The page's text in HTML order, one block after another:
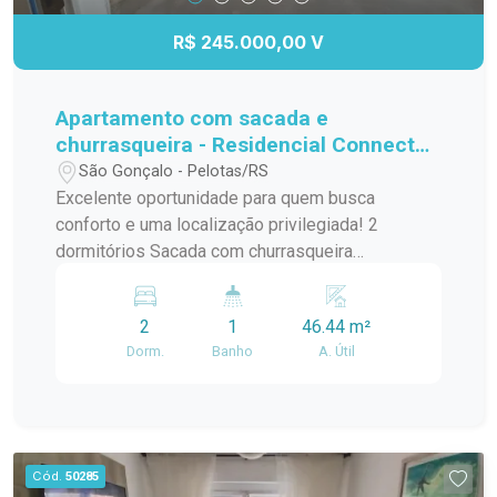
tamanho de terreno e por este valor, são cada
para mais informações e agende sua visita.
R$ 245.000,00 V
Apartamento com sacada e
churrasqueira - Residencial Connect
JkSão Gonçalo - Pelotas/RS
Excelente oportunidade para quem busca
conforto e uma localização privilegiada! 2
dormitórios Sacada com churrasqueira
Supermercado Carrefour Próximo a comércios,
serviços e com fácil acesso às principais vias
Ideal para quem deseja praticidade e qualidade
2
Dorm.
1
Banho
46.44 m²
A. Útil
Cód. 50285